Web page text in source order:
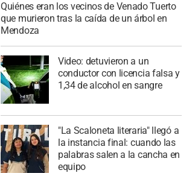
Quiénes eran los vecinos de Venado Tuerto
que murieron tras la caída de un árbol en
Mendoza
Video: detuvieron a un
conductor con licencia falsa y
1,34 de alcohol en sangre
"La Scaloneta literaria" llegó a
la instancia final: cuando las
palabras salen a la cancha en
equipo